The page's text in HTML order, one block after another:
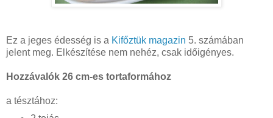
Ez a jeges édesség is a Kifőztük magazin 5. számában
jelent meg. Elkészítése nem nehéz, csak időigényes.
Hozzávalók 26 cm-es tortaformához
a tésztához: